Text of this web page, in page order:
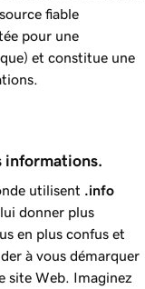
fiable
pour une
et constitue une
informations.
utilisent .info
donner plus
en plus confus et
à vous démarquer
site Web. Imaginez